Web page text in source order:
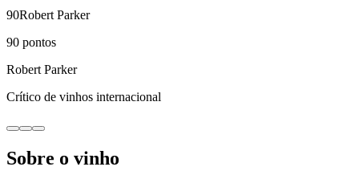
90Robert Parker
90 pontos
Robert Parker
Crítico de vinhos internacional
Sobre o vinho